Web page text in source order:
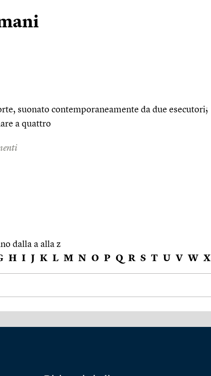
suonato contemporaneamente da due esecutori;
a quattro
dalla a alla z
H I J K L M N O P Q R S T U V W X